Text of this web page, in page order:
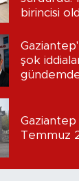
birincisi
şok
Gaziantep
Temmuz